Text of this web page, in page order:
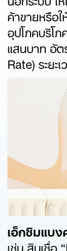
ค้าขายหรือ
อุปโภคบริโ
แสนบาท อั
Rate) ระย
เอ็กซิมแบ
เช่น สินเชื่อ